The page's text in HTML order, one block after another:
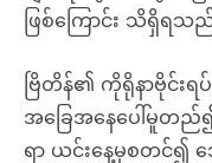
ဖြစ်ကြောင်း သိရှိရသ
ဗြိတိန်၏ ကိုရိုနာဗိုင်းရပ်
အခြေအနေပေါ်မူတည်၍
ရာ ယင်းနေ့မှစတင်၍